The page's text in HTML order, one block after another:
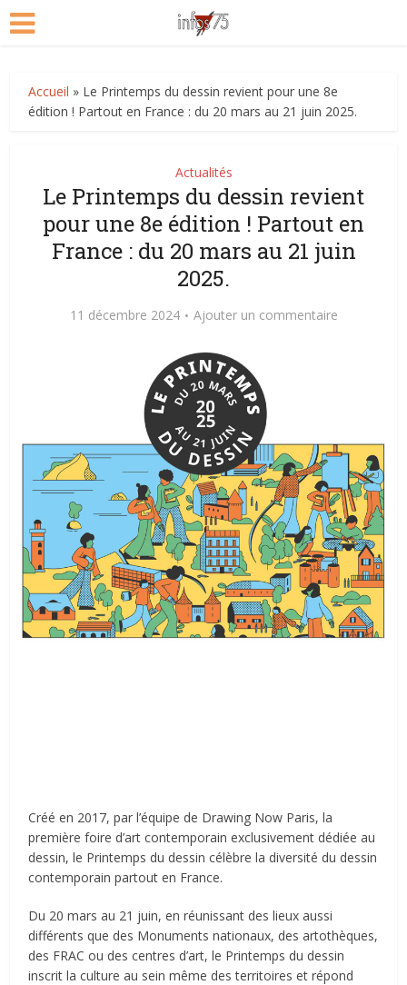
Accueil » Le Printemps du dessin revient pour une 8e
édition ! Partout en France : du 20 mars au 21 juin 2025.
Actualités
Le Printemps du dessin revient
pour une 8e édition ! Partout en
France : du 20 mars au 21 juin
2025.
11 décembre 2024 Ajouter un commentaire
Créé en 2017, par l’équipe de Drawing Now Paris, la
première foire d’art contemporain exclusivement dédiée au
dessin, le Printemps du dessin célèbre la diversité du dessin
contemporain partout en France.
Du 20 mars au 21 juin, en réunissant des lieux aussi
différents que des Monuments nationaux, des artothèques,
des FRAC ou des centres d’art, le Printemps du dessin
inscrit la culture au sein même des territoires et répond